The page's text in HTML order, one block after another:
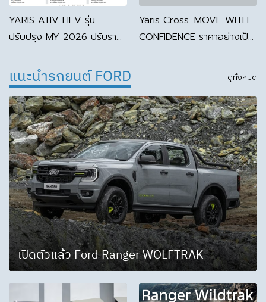
YARIS ATIV HEV รุ่น
ปรับปรุง MY 2026 ปรับราคา
Yaris Cross…MOVE WITH
CONFIDENCE ราคาอย่างเป็น
แนะนำรถยนต์ FORD ดูทั้งหมด
เปิดตัวแล้ว Ford Ranger WOLFTRAK